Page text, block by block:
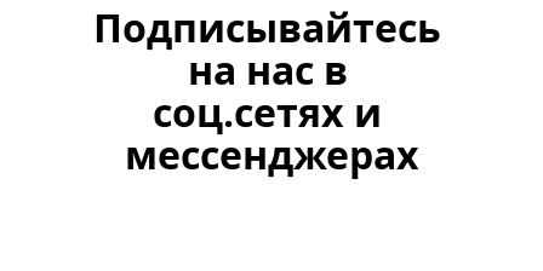
Подписывайтесь
на нас в
соц.сетях и
мессенджерах